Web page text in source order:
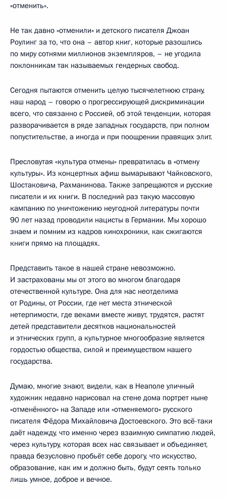
«отменить».
Не так давно «отменили» и детского писателя Джоан
Роулинг за то, что она – автор книг, которые разошлись
по миру сотнями миллионов экземпляров, – не угодила
поклонникам так называемых гендерных свобод.
Сегодня пытаются отменить целую тысячелетнюю страну,
наш народ – говорю о прогрессирующей дискриминации
всего, что связанно с Россией, об этой тенденции, которая
разворачивается в ряде западных государств, при полном
попустительстве, а иногда и при поощрении правящих элит.
Пресловутая «культура отмены» превратилась в «отмену
культуры». Из концертных афиш вымарывают Чайковского,
Шостаковича, Рахманинова. Также запрещаются и русские
писатели и их книги. В последний раз такую массовую
кампанию по уничтожению неугодной литературы почти
90 лет назад проводили нацисты в Германии. Мы хорошо
знаем и помним из кадров кинохроники, как сжигаются
книги прямо на площадях.
Представить такое в нашей стране невозможно.
И застрахованы мы от этого во многом благодаря
отечественной культуре. Она для нас неотделима
от Родины, от России, где нет места этнической
нетерпимости, где веками вместе живут, трудятся, растят
детей представители десятков национальностей
и этнических групп, а культурное многообразие является
гордостью общества, силой и преимуществом нашего
государства.
Думаю, многие знают, видели, как в Неаполе уличный
художник недавно нарисовал на стене дома портрет ныне
«отменённого» на Западе или «отменяемого» русского
писателя Фёдора Михайловича Достоевского. Это всё-таки
даёт надежду, что именно через взаимную симпатию людей,
через культуру, которая всех нас связывает и объединяет,
правда безусловно пробьёт себе дорогу, что искусство,
образование, как им и должно быть, будут сеять только
лишь умное, доброе и вечное.